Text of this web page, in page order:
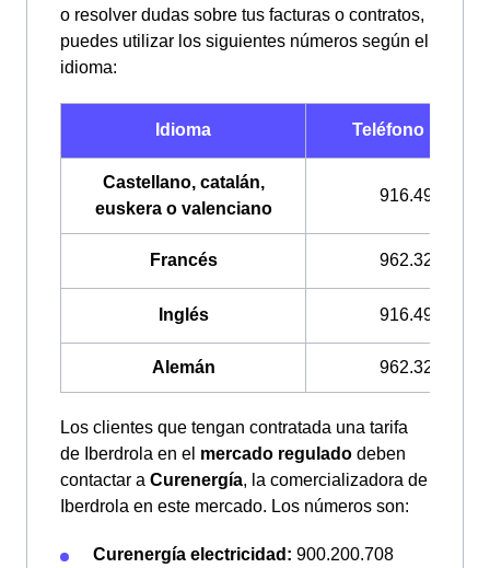
o resolver dudas sobre tus facturas o contratos,
puedes utilizar los siguientes números según el
idioma:
Idioma Teléfono
Castellano, catalán,
euskera o valenciano
916.496.328
Francés 962.328.022
Inglés 916.496.330
Alemán 962.328.021
Los clientes que tengan contratada una tarifa
de Iberdrola en el mercado regulado deben
contactar a Curenergía, la comercializadora de
Iberdrola en este mercado. Los números son:
Curenergía electricidad: 900.200.708